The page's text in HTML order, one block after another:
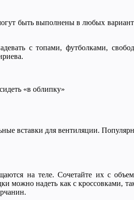
быть выполнены в любых
с топами, футболками,
«в облипку»
вставки для вентиляции.
на теле. Сочетайте их с
можно надеть как с кроссовками,